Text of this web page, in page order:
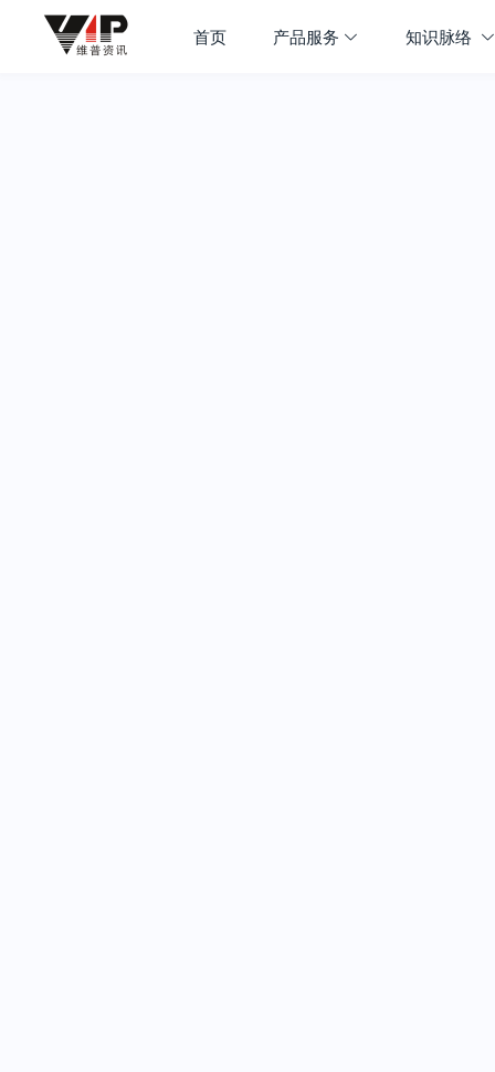
首页 产品服务 知识脉络